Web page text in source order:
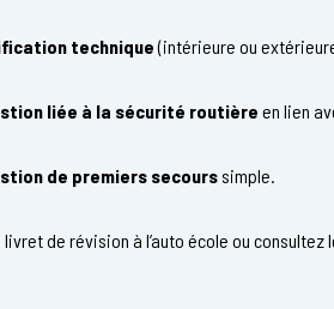
technique(intérieure ou
liée à la sécurité routière en lien
de premiers secourssimple.
de révision à l’auto école ou consultez